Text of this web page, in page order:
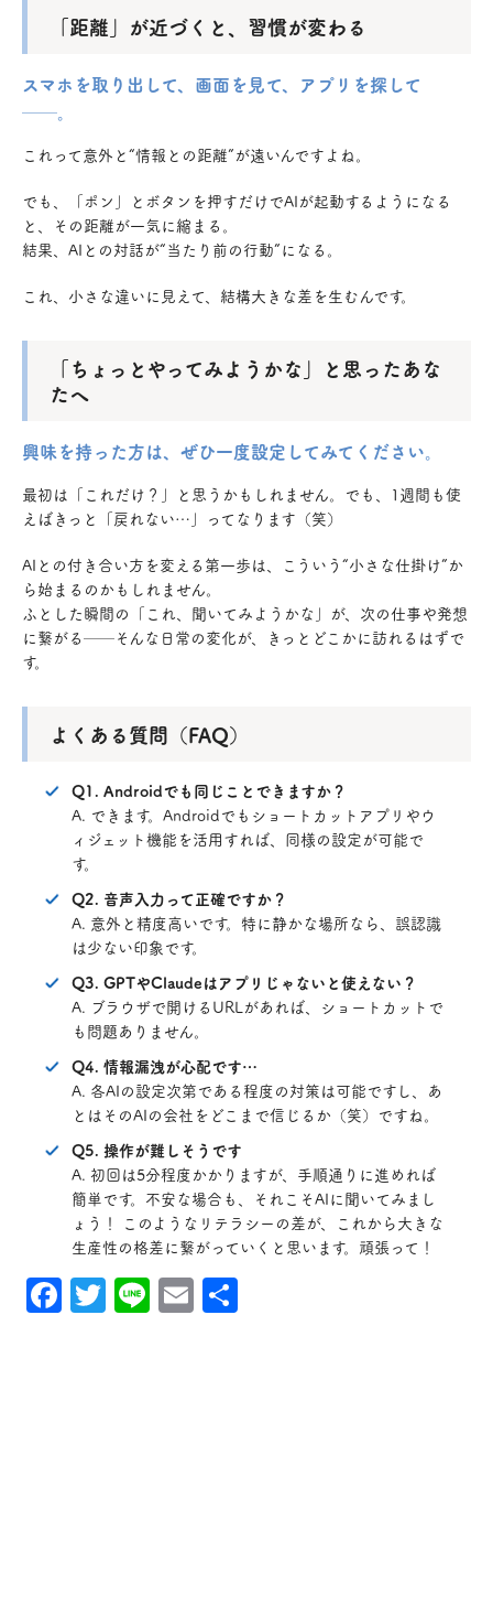
「距離」が近づくと、習慣が変わる
スマホを取り出して、画面を見て、アプリを探して
──。
これって意外と“情報との距離”が遠いんですよね。
でも、「ポン」とボタンを押すだけでAIが起動するようになる
と、その距離が一気に縮まる。
結果、AIとの対話が“当たり前の行動”になる。
これ、小さな違いに見えて、結構大きな差を生むんです。
「ちょっとやってみようかな」と思ったあな
たへ
興味を持った方は、ぜひ一度設定してみてください。
最初は「これだけ？」と思うかもしれません。でも、1週間も使
えばきっと「戻れない…」ってなります（笑）
AIとの付き合い方を変える第一歩は、こういう“小さな仕掛け”か
ら始まるのかもしれません。
ふとした瞬間の「これ、聞いてみようかな」が、次の仕事や発想
に繋がる──そんな日常の変化が、きっとどこかに訪れるはずで
す。
よくある質問（FAQ）
Q1. Androidでも同じことできますか？
A. できます。Androidでもショートカットアプリやウ
ィジェット機能を活用すれば、同様の設定が可能で
す。
Q2. 音声入力って正確ですか？
A. 意外と精度高いです。特に静かな場所なら、誤認識
は少ない印象です。
Q3. GPTやClaudeはアプリじゃないと使えない？
A. ブラウザで開けるURLがあれば、ショートカットで
も問題ありません。
Q4. 情報漏洩が心配です…
A. 各AIの設定次第である程度の対策は可能ですし、あ
とはそのAIの会社をどこまで信じるか（笑）ですね。
Q5. 操作が難しそうです
A. 初回は5分程度かかりますが、手順通りに進めれば
簡単です。不安な場合も、それこそAIに聞いてみまし
ょう！ このようなリテラシーの差が、これから大きな
生産性の格差に繋がっていくと思います。頑張って！
Facebook
Twitter
LineEmail